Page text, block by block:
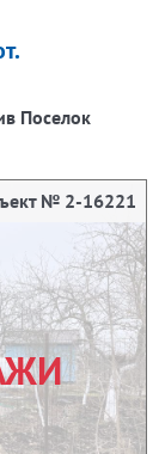
Поселок
№ 2-16221